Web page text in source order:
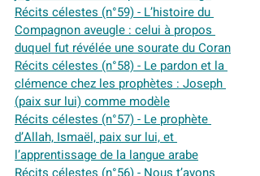
Récits célestes (n°59) - L’histoire du
Compagnon aveugle : celui à propos
duquel fut révélée une sourate du Coran
Récits célestes (n°58) - Le pardon et la
clémence chez les prophètes : Joseph
(paix sur lui) comme modèle
Récits célestes (n°57) - Le prophète
d’Allah, Ismaël, paix sur lui, et
l’apprentissage de la langue arabe